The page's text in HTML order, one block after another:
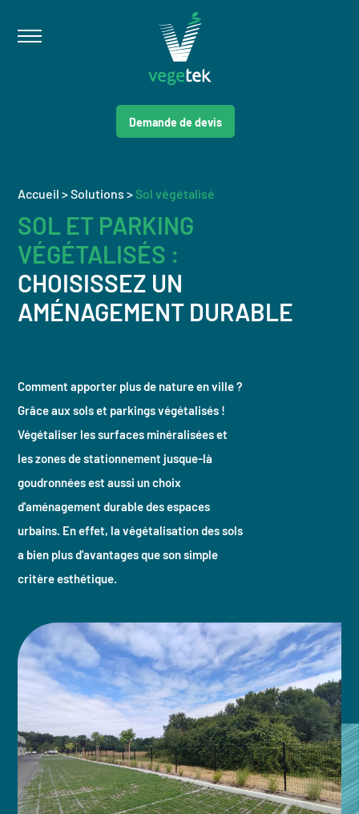
Demande de devis
Accueil >Solutions > Sol végétalisé
SOL ET PARKING
VÉGÉTALISÉS :
CHOISISSEZ UN
AMÉNAGEMENT DURABLE
Comment apporter plus de nature en ville ?
Grâce aux sols et parkings végétalisés !
Végétaliser les surfaces minéralisées et
les zones de stationnement jusque-là
goudronnées est aussi un choix
d'aménagement durable des espaces
urbains. En effet, la végétalisation des sols
a bien plus d'avantages que son simple
critère esthétique.